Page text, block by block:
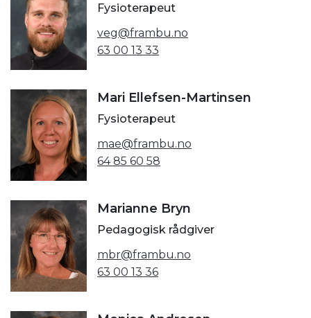
Fysioterapeut
veg@frambu.no
63 00 13 33
Mari Ellefsen-Martinsen
Fysioterapeut
mae@frambu.no
64 85 60 58
Marianne Bryn
Pedagogisk rådgiver
mbr@frambu.no
63 00 13 36